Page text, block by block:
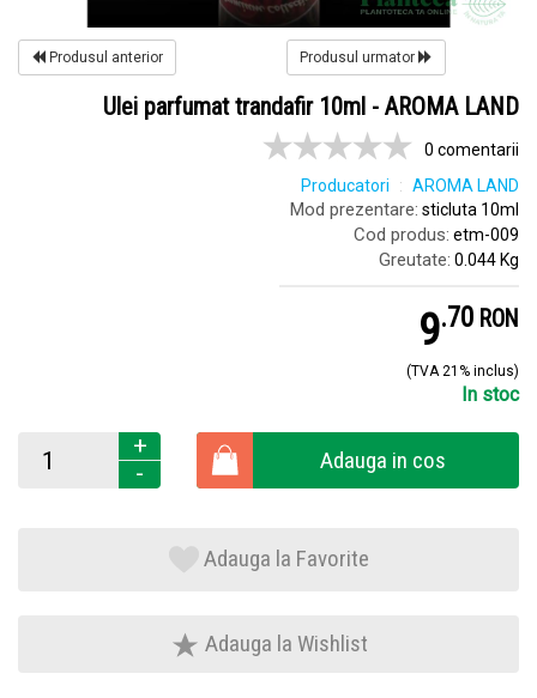
Produsul anterior Produsul urmator
Ulei parfumat trandafir 10ml - AROMA LAND
0 comentarii
Producatori
AROMA LAND
Mod prezentare: sticluta 10ml
Cod produs: etm-009
Greutate: 0.044 Kg
9.7 RON
(TVA 21% inclus)
In stoc
+
-
Adauga in cos
Adauga la Favorite
Adauga la Wishlist